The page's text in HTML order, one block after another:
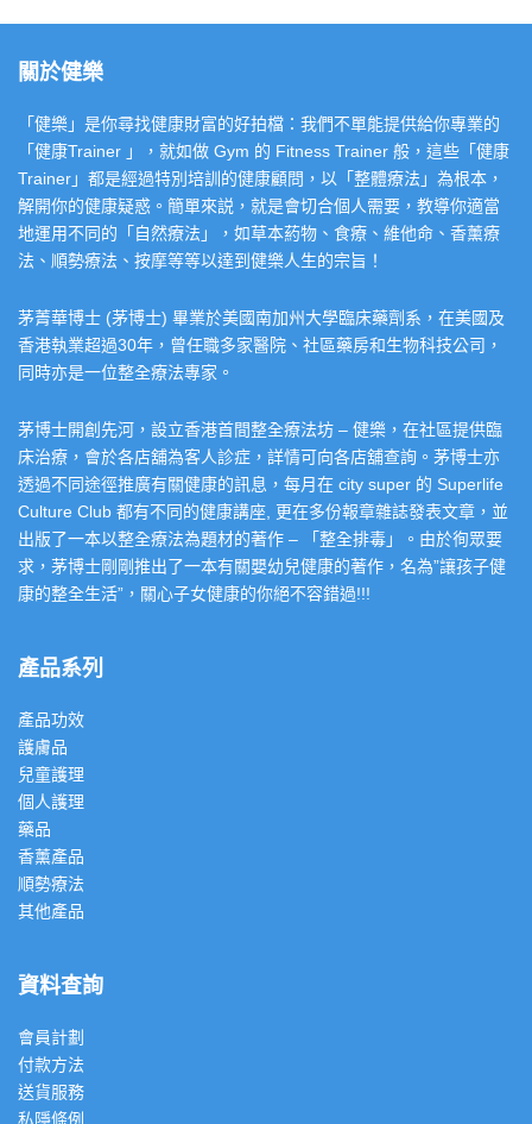
關於健樂
「健樂」是你尋找健康財富的好拍檔：我們不單能提供給你專業的
「健康Trainer 」，就如做 Gym 的 Fitness Trainer 般，這些「健康
Trainer」都是經過特別培訓的健康顧問，以「整體療法」為根本，
解開你的健康疑惑。簡單來説，就是會切合個人需要，教導你適當
地運用不同的「自然療法」，如草本葯物、食療、維他命、香薰療
法、順勢療法、按摩等等以達到健樂人生的宗旨！
茅菁華博士 (茅博士) 畢業於美國南加州大學臨床藥劑系，在美國及
香港執業超過30年，曾任職多家醫院、社區藥房和生物科技公司，
同時亦是一位整全療法專家。
茅博士開創先河，設立香港首間整全療法坊 – 健樂，在社區提供臨
床治療，會於各店舖為客人診症，詳情可向各店舖查詢。茅博士亦
透過不同途徑推廣有關健康的訊息，每月在 city super 的 Superlife
Culture Club 都有不同的健康講座, 更在多份報章雜誌發表文章，並
出版了一本以整全療法為題材的著作 – 「整全排毒」。由於徇眾要
求，茅博士剛剛推出了一本有關嬰幼兒健康的著作，名為”讓孩子健
康的整全生活”，關心子女健康的你絕不容錯過!!!
產品系列
產品功效
護膚品
兒童護理
個人護理
藥品
香薰產品
順勢療法
其他產品
資料查詢
會員計劃
付款方法
送貨服務
私隱條例